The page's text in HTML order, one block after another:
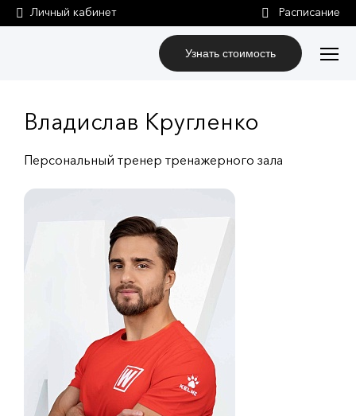
Личный кабинет
Узнать стоимость
Владислав Кругленко
Персональный тренер тренажерного зала